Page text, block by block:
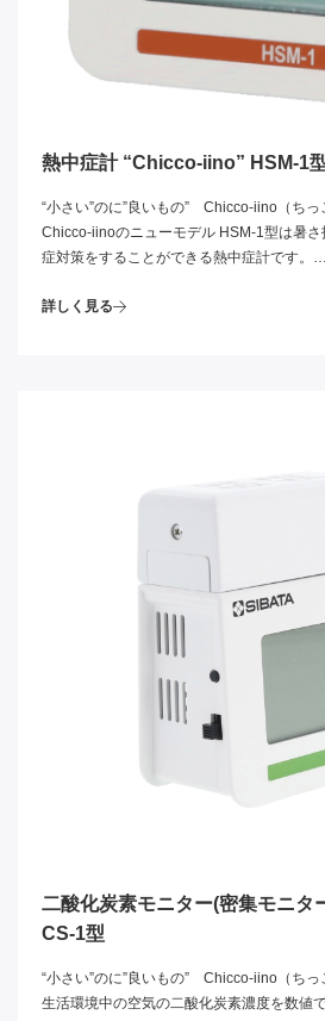
熱中症計 “Chicco-iino” HSM-1
“小さい”のに”良いもの” Chicco-iino（ちっ
Chicco-iinoのニューモデル HSM-1型は暑さ
症対策をすることができる熱中症計です。
詳しく見る
二酸化炭素モニター(密集モニタ
CS-1型
“小さい”のに”良いもの” Chicco-iino（ちっ
生活環境中の空気の二酸化炭素濃度を数値